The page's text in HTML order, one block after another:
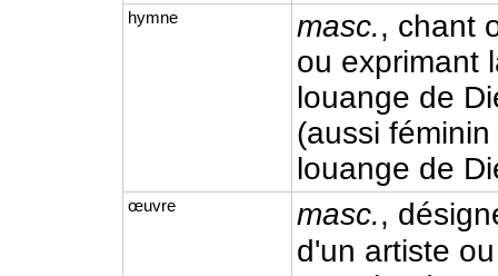
hymne masc., chant
ou exprimant
louange de
(aussi
louange de
œuvre masc.,
d'un artiste